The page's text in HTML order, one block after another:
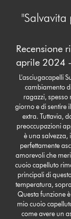
Recensione
aprile 2024
L'asciugacapelli
cambiamento
ragazzi, spesso
giorno e di sentire
extra. Tuttavia,
preoccupazioni
è una salvezza,
perfettamente
amorevoli che
cuoio capelluto
principali di
temperatura,
Questa funzione
mio cuoio
come avere un